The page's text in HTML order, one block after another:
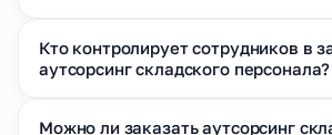
Кто контролирует сотрудников в
аутсорсинг складского персонала?
Можно ли заказать аутсорсинг